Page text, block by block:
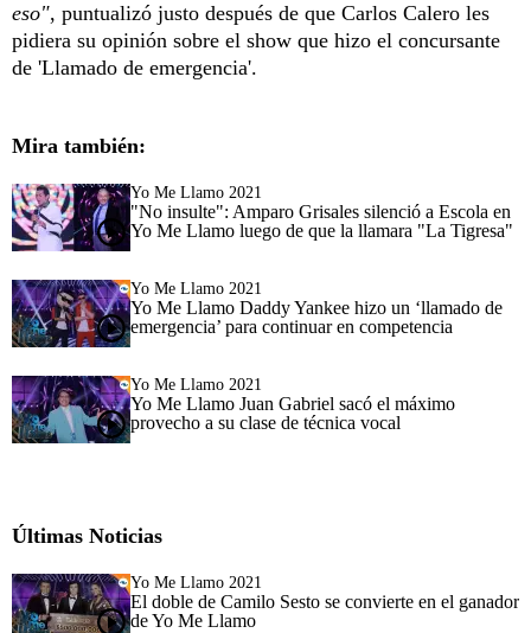
eso", puntualizó justo después de que Carlos Calero les
pidiera su opinión sobre el show que hizo el concursante
de 'Llamado de emergencia'.
Mira también:
Yo Me Llamo 2021
"No insulte": Amparo Grisales silenció a Escola en
Yo Me Llamo luego de que la llamara "La Tigresa"
Yo Me Llamo 2021
Yo Me Llamo Daddy Yankee hizo un ‘llamado de
emergencia’ para continuar en competencia
Yo Me Llamo 2021
Yo Me Llamo Juan Gabriel sacó el máximo
provecho a su clase de técnica vocal
Últimas Noticias
Yo Me Llamo 2021
El doble de Camilo Sesto se convierte en el ganador
de Yo Me Llamo